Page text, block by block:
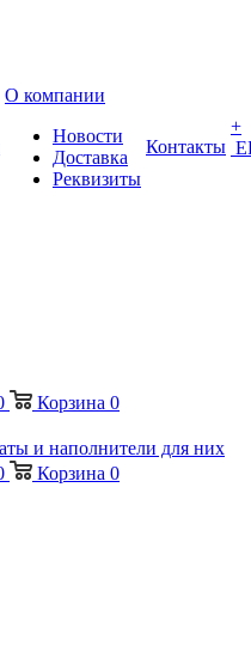
О компании
Новости
Доставка
Реквизиты
Контакты
+
Корзина 0
Корзина 0